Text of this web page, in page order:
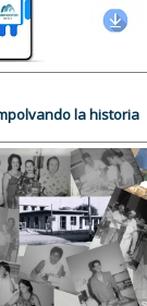
la historia